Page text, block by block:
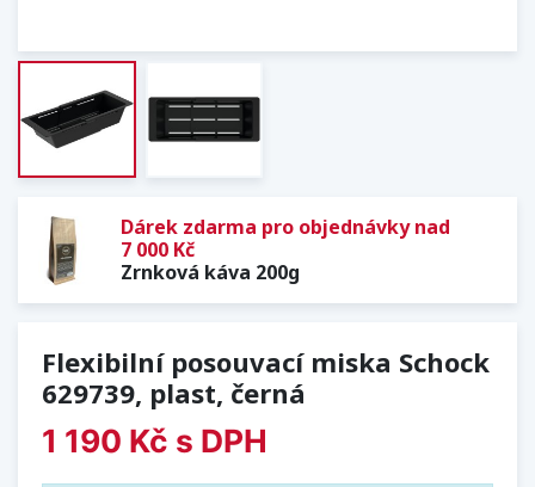
Dárek zdarma pro objednávky nad
7 000 Kč
Zrnková káva 200g
Flexibilní posouvací miska Schock
629739, plast, černá
1 190 Kč s DPH